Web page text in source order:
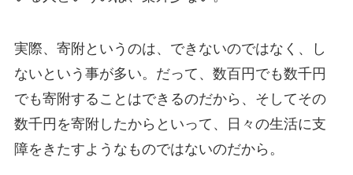
実際、寄附というのは、できないのではなく、し
ないという事が多い。だって、数百円でも数千円
でも寄附することはできるのだから、そしてその
数千円を寄附したからといって、日々の生活に支
障をきたすようなものではないのだから。